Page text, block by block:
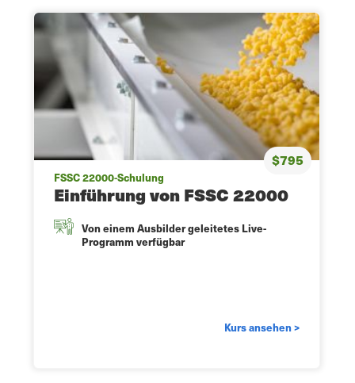
$795
FSSC 22000-Schulung
Einführung von FSSC 22000
Von einem Ausbilder geleitetes Live-
Programm verfügbar
Kurs ansehen >